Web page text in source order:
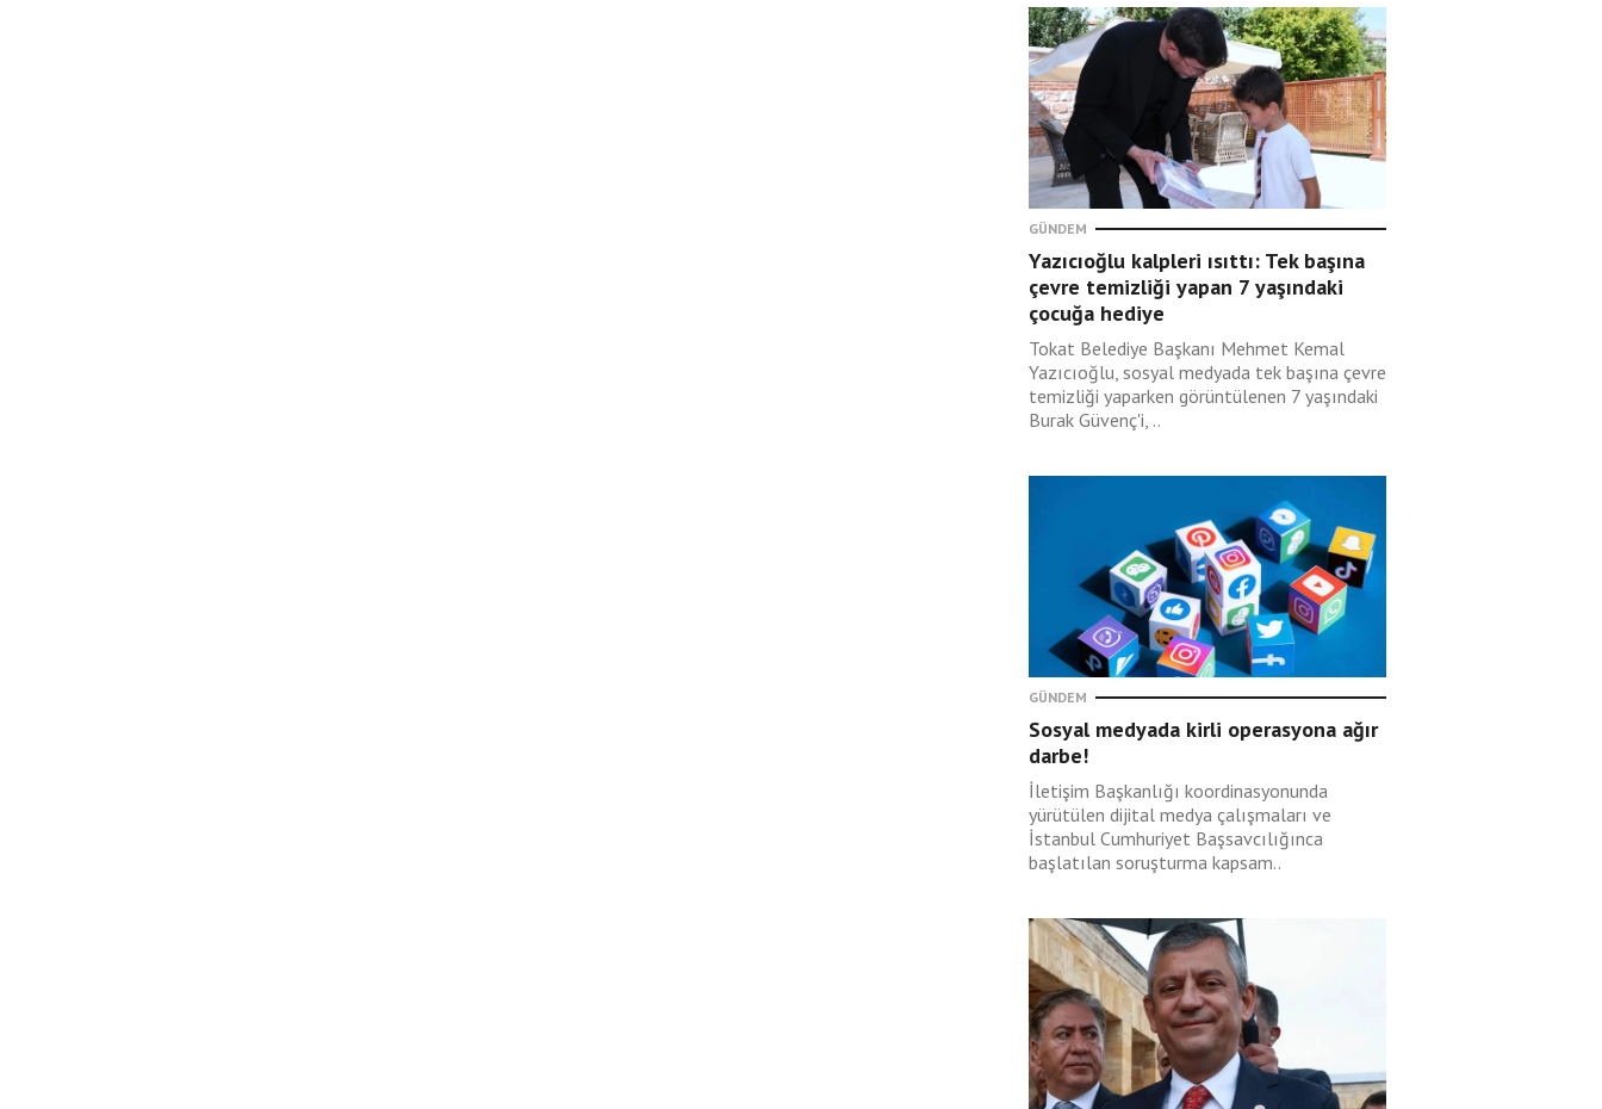
GÜNDEM
Yazıcıoğlu kalpleri ısıttı: Tek başına
çevre temizliği yapan 7 yaşındaki
çocuğa hediye
Tokat Belediye Başkanı Mehmet Kemal
Yazıcıoğlu, sosyal medyada tek başına çevre
temizliği yaparken görüntülenen 7 yaşındaki
Burak Güvenç'i, ..
GÜNDEM
Sosyal medyada kirli operasyona ağır
darbe!
İletişim Başkanlığı koordinasyonunda
yürütülen dijital medya çalışmaları ve
İstanbul Cumhuriyet Başsavcılığınca
başlatılan soruşturma kapsam..